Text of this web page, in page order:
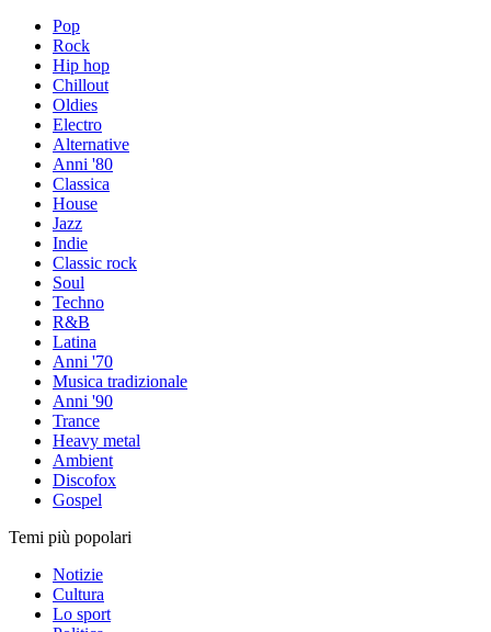
Pop
Rock
Hip hop
Chillout
Oldies
Electro
Alternative
Anni '80
Classica
House
Jazz
Indie
Classic rock
Soul
Techno
R&B
Latina
Anni '70
Musica tradizionale
Anni '90
Trance
Heavy metal
Ambient
Discofox
Gospel
Temi più popolari
Notizie
Cultura
Lo sport